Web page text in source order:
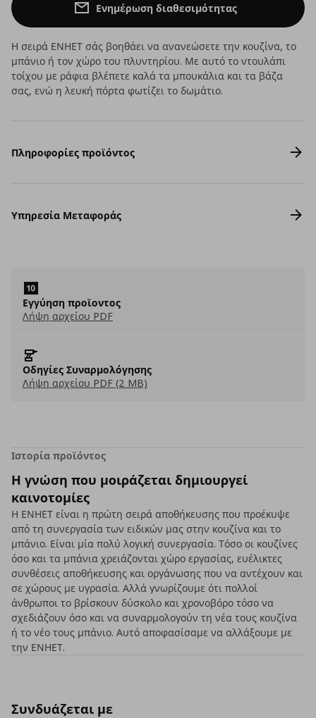
Ενημέρωση διαθεσιμότητας
Η σειρά ΕΝΗΕΤ σάς βοηθάει να ανανεώσετε την κουζίνα, το
μπάνιο ή τον χώρο του πλυντηρίου. Με αυτό το ντουλάπι
τοίχου με ράφια βλέπετε καλά τα μπουκάλια και τα βάζα
σας, ενώ η λευκή πόρτα φωτίζει το δωμάτιο.
Πληροφορίες προϊόντος
Υπηρεσία Μεταφοράς
Εγγύηση προϊοντος
Λήψη αρχείου PDF
Οδηγίες Συναρμολόγησης
Λήψη αρχείου PDF (2 MB)
Ιστορία προϊόντος
Η γνώση που μοιράζεται δημιουργεί
καινοτομίες
Η ΕΝΗΕΤ είναι η πρώτη σειρά αποθήκευσης που προέκυψε
από τη συνεργασία των ειδικών μας στην κουζίνα και το
μπάνιο. Είναι μία πολύ λογική συνεργασία. Τόσο οι κουζίνες
όσο και τα μπάνια χρειάζονται χώρο εργασίας, ευέλικτες
συνθέσεις αποθήκευσης και οργάνωσης που να αντέχουν και
σε χώρους με υγρασία. Αλλά γνωρίζουμε ότι πολλοί
άνθρωποι το βρίσκουν δύσκολο και χρονοβόρο τόσο να
σχεδιάζουν όσο και να συναρμολογούν τη νέα τους κουζίνα
ή το νέο τους μπάνιο. Αυτό αποφασίσαμε να αλλάξουμε με
την ΕΝΗΕΤ.
Συνδυάζεται με